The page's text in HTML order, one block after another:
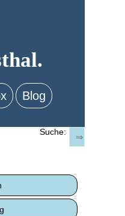
Blog
Suche: